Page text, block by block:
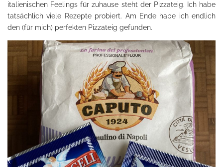
italienischen Feelings für zuhause steht der Pizzateig. Ich habe
tatsächlich viele Rezepte probiert. Am Ende habe ich endlich
den (für mich) perfekten Pizzateig gefunden.